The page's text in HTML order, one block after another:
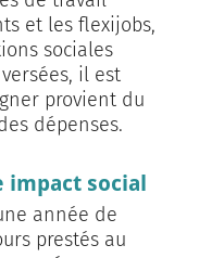
et les flexijobs,
sociales
il est
provient du
dépenses.
impact social
année de
prestés au